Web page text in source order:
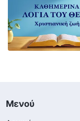
Μενού